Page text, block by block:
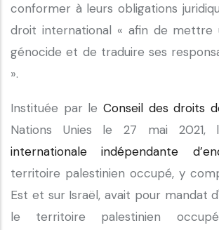
conformer à leurs obligations
droit international « afin de
génocide et de traduire ses
».
Instituée par le Conseil des droits
Nations Unies le 27 mai 2021,
internationale indépendante
territoire palestinien occupé, y
Est et sur Israël, avait pour mandat
le territoire palestinien